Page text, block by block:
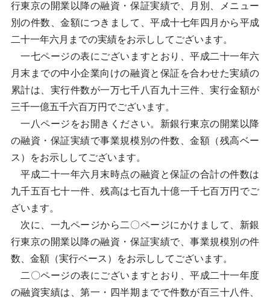
行東京の開業以降の融資・保証実績で、月別、メニュー
別の件数、金額につきまして、平成十七年四月から平成
二十一年六月までの実績をお示ししてございます。
一七ページの表にございますとおり、平成二十一年六
月末までの中小企業向けの融資と保証を合わせた実績の
累計は、実行件数が一万七千八百九十三件、実行金額が
三千一億五千六百万円でございます。
一八ページをお開きください。新銀行東京の開業以降
の融資・保証実績で事業規模別の件数、金額（残高ベー
ス）をお示ししてございます。
平成二十一年六月末時点の融資と保証の合計の件数は
九千五百七十一件、残高は七百九十億一千七百万円でご
ざいます。
次に、一九ページから二〇ページにかけまして、新銀
行東京の開業以降の融資・保証実績で、事業規模別の件
数、金額（実行ベース）をお示ししてございます。
二〇ページの表にございますとおり、平成二十一年度
の融資実績は、第一・四半期までで件数が百三十八件、